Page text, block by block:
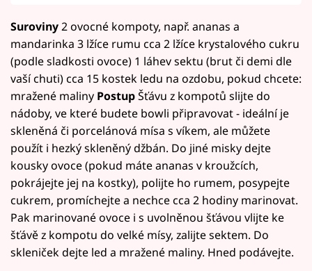
Suroviny2 ovocné kompoty, např. ananas a
mandarinka 3 lžíce rumu cca 2 lžíce krystalového cukru
(podle sladkosti ovoce) 1 láhev sektu (brut či demi dle
vaší chuti) cca 15 kostek ledu na ozdobu, pokud chcete:
mražené maliny PostupŠťávu z kompotů slijte do
nádoby, ve které budete bowli připravovat - ideální je
skleněná či porcelánová mísa s víkem, ale můžete
použít i hezký skleněný džbán. Do jiné misky dejte
kousky ovoce (pokud máte ananas v kroužcích,
pokrájejte jej na kostky), polijte ho rumem, posypejte
cukrem, promíchejte a nechce cca 2 hodiny marinovat.
Pak marinované ovoce i s uvolněnou šťávou vlijte ke
šťávě z kompotu do velké mísy, zalijte sektem. Do
skleniček dejte led a mražené maliny. Hned podávejte.